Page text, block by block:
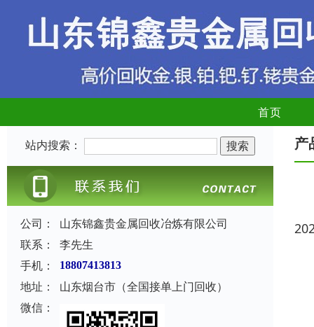
首页
站内搜索：
公司：
山东锦鑫贵金属回收冶炼有限公司
联系：
李先生
手机：
18807413813
地址：
山东烟台市（全国接单上门回收）
微信：
产